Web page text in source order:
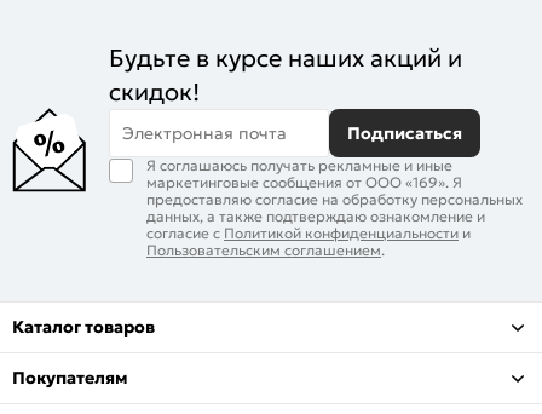
Будьте в курсе наших акций и
скидок!
Электронная почта Подписаться
Я соглашаюсь получать рекламные и иные
маркетинговые сообщения от ООО «169». Я
предоставляю согласие на обработку персональных
данных, а также подтверждаю ознакомление и
согласие с Политикой конфиденциальности и
Пользовательским соглашением.
Каталог товаров
Покупателям